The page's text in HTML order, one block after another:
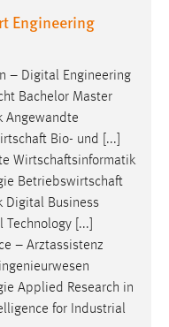
Engineering
– Digital Engineering
Bachelor Master
Angewandte
Bio- und [...]
Wirtschaftsinformatik
Betriebswirtschaft
Digital Business
[...]
– Arztassistenz
Applied Research in
for Industrial